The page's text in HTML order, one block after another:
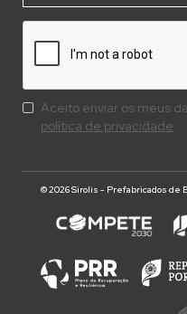
Aceito enviar os meus
política de privacidade
© 2026 Sirolis - Prefabricados de